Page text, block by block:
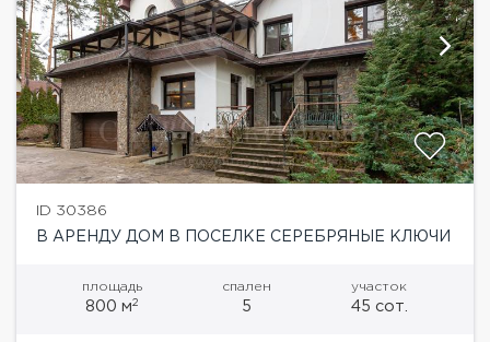
ID 30386
В АРЕНДУ ДОМ В ПОСЕЛКЕ СЕРЕБРЯНЫЕ КЛЮЧИ
площадь
800 м2
спален
5
участок
45 сот.